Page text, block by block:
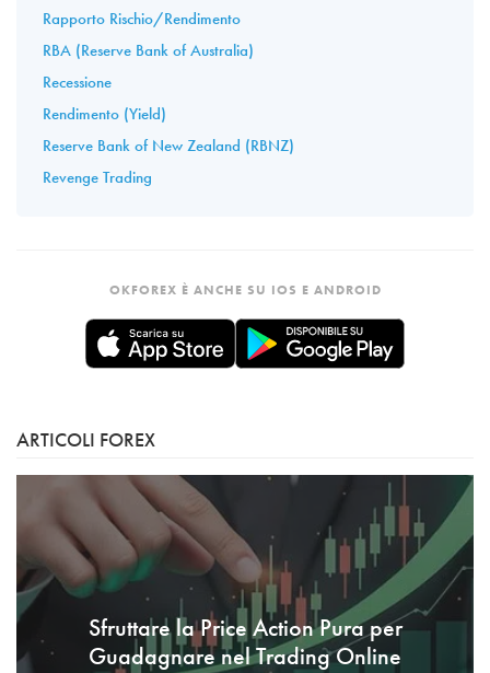
Rapporto Rischio/Rendimento
RBA (Reserve Bank of Australia)
Recessione
Rendimento (Yield)
Reserve Bank of New Zealand (RBNZ)
Revenge Trading
OKFOREX È ANCHE SU IOS E ANDROID
ARTICOLI FOREX
Sfruttare la Price Action Pura per
Guadagnare nel Trading Online